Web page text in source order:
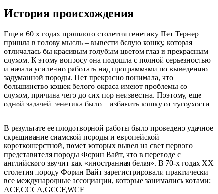
История происхождения
Еще в 60-х годах прошлого столетия генетику Пет Тернер
пришла в голову мысль – вывести белую кошку, которая
отличалась бы красивым голубым цветом глаз и прекрасным
слухом. К этому вопросу она подошла с полной серьезностью
и начала усиленно работать над программами по выведению
задуманной породы. Пет прекрасно понимала, что
большинство кошек белого окраса имеют проблемы со
слухом, причина чего до сих пор неизвестна. Поэтому, еще
одной задачей генетика было – избавить кошку от тугоухости.
В результате ее плодотворной работы было проведено удачное
скрещивание сиамской породы и европейской
короткошерстной, помет которых вывел на свет первого
представителя породы Форин Вайт, что в переводе с
английского звучит как «иностранная белая». В 70-х годах ХХ
столетия породу Форин Вайт зарегистрировали практически
все международные ассоциации, которые занимались котами:
ACF,CCCA,GCCF,WCF